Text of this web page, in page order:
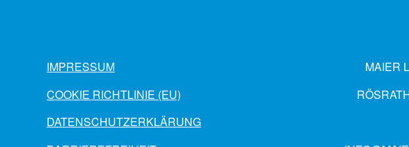
IMPRESSUM
COOKIE RICHTLINIE (EU)
DATENSCHUTZERKLÄRUNG
MAIER